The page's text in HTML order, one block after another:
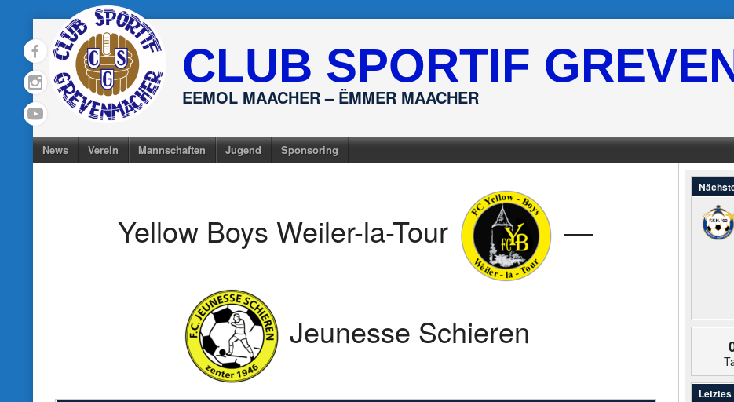
to
content
CLUB SPORTIF
EEMOL MAACHER – ËMMER MAACHER
News Verein Mannschaften Jugend Sponsoring
Yellow Boys Weiler-la-Tour —
Jeunesse Schieren
Letztes